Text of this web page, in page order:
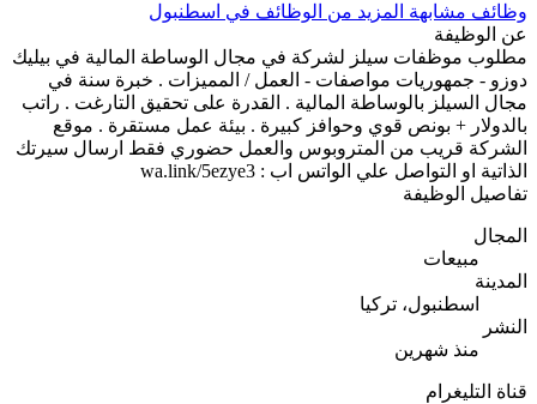
وظائف مشابهة المزيد من الوظائف في اسطنبول
عن الوظيفة
مطلوب موظفات سيلز لشركة في مجال الوساطة المالية في بيليك
دوزو - جمهوريات مواصفات - العمل / المميزات . خبرة سنة في
مجال السيلز بالوساطة المالية . القدرة على تحقيق التارغت . راتب
بالدولار + بونص قوي وحوافز كبيرة . بيئة عمل مستقرة . موقع
الشركة قريب من المتروبوس والعمل حضوري فقط ارسال سيرتك
الذاتية او التواصل علي الواتس اب : wa.link/5ezye3
تفاصيل الوظيفة
المجال
مبيعات
المدينة
اسطنبول، تركيا
النشر
منذ شهرين
قناة التليغرام